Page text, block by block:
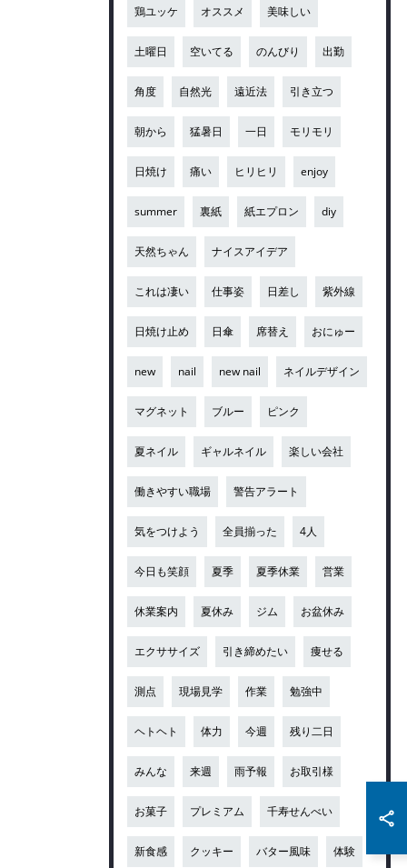
鶏ユッケ オススメ 美味しい
土曜日 空いてる のんびり 出勤
角度 自然光 遠近法 引き立つ
朝から 猛暑日 一日 モリモリ
日焼け 痛い ヒリヒリ enjoy
summer 裏紙 紙エプロン diy
天然ちゃん ナイスアイデア
これは凄い 仕事姿 日差し 紫外線
日焼け止め 日傘 席替え おにゅー
new nail new nail ネイルデザイン
マグネット ブルー ピンク
夏ネイル ギャルネイル 楽しい会社
働きやすい職場 警告アラート
気をつけよう 全員揃った 4人
今日も笑顔 夏季 夏季休業 営業
休業案内 夏休み ジム お盆休み
エクササイズ 引き締めたい 痩せる
測点 現場見学 作業 勉強中
ヘトヘト 体力 今週 残り二日
みんな 来週 雨予報 お取引様
お菓子 プレミアム 千寿せんべい
新食感 クッキー バター風味 体験